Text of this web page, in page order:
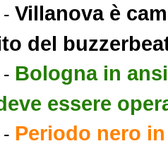
Villanova è
del
Bologna in
essere
Periodo nero